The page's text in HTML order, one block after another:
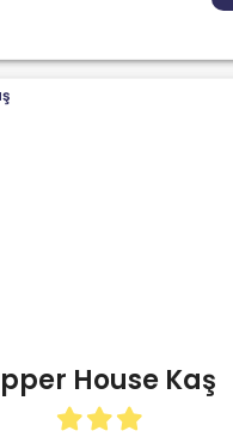
House Kaş